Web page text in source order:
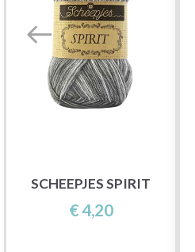
SCHEEPJES SPIRIT
€ 4,20